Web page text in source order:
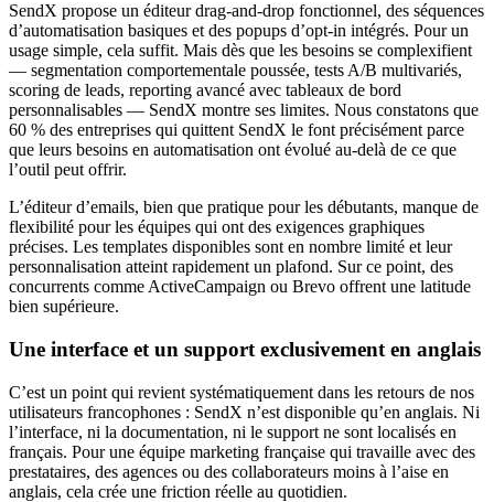
SendX propose un éditeur drag-and-drop fonctionnel, des séquences
d’automatisation basiques et des popups d’opt-in intégrés. Pour un
usage simple, cela suffit. Mais dès que les besoins se complexifient
— segmentation comportementale poussée, tests A/B multivariés,
scoring de leads, reporting avancé avec tableaux de bord
personnalisables — SendX montre ses limites. Nous constatons que
60 % des entreprises qui quittent SendX le font précisément parce
que leurs besoins en automatisation ont évolué au-delà de ce que
l’outil peut offrir.
L’éditeur d’emails, bien que pratique pour les débutants, manque de
flexibilité pour les équipes qui ont des exigences graphiques
précises. Les templates disponibles sont en nombre limité et leur
personnalisation atteint rapidement un plafond. Sur ce point, des
concurrents comme ActiveCampaign ou Brevo offrent une latitude
bien supérieure.
Une interface et un support exclusivement en anglais
C’est un point qui revient systématiquement dans les retours de nos
utilisateurs francophones : SendX n’est disponible qu’en anglais. Ni
l’interface, ni la documentation, ni le support ne sont localisés en
français. Pour une équipe marketing française qui travaille avec des
prestataires, des agences ou des collaborateurs moins à l’aise en
anglais, cela crée une friction réelle au quotidien.